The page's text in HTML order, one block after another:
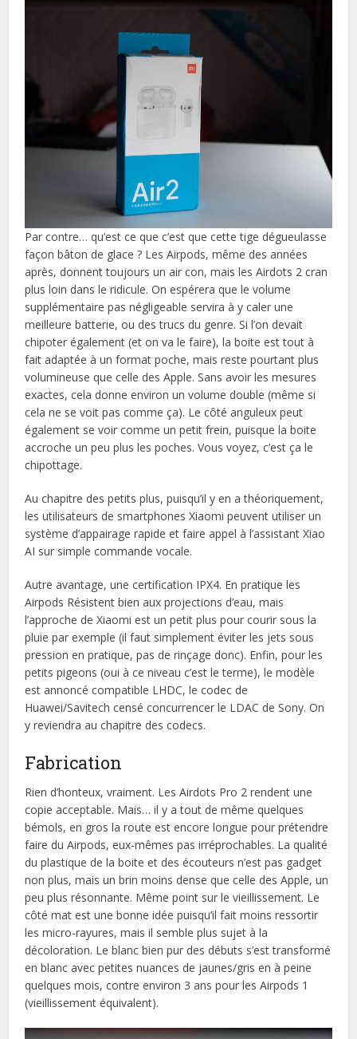
Par contre… qu’est ce que c’est que cette tige dégueulasse
façon bâton de glace ? Les Airpods, même des années
après, donnent toujours un air con, mais les Airdots 2 cran
plus loin dans le ridicule. On espérera que le volume
supplémentaire pas négligeable servira à y caler une
meilleure batterie, ou des trucs du genre. Si l’on devait
chipoter également (et on va le faire), la boite est tout à
fait adaptée à un format poche, mais reste pourtant plus
volumineuse que celle des Apple. Sans avoir les mesures
exactes, cela donne environ un volume double (même si
cela ne se voit pas comme ça). Le côté anguleux peut
également se voir comme un petit frein, puisque la boite
accroche un peu plus les poches. Vous voyez, c’est ça le
chipottage.
Au chapitre des petits plus, puisqu’il y en a théoriquement,
les utilisateurs de smartphones Xiaomi peuvent utiliser un
système d’appairage rapide et faire appel à l’assistant Xiao
AI sur simple commande vocale.
Autre avantage, une certification IPX4. En pratique les
Airpods Résistent bien aux projections d’eau, mais
l’approche de Xiaomi est un petit plus pour courir sous la
pluie par exemple (il faut simplement éviter les jets sous
pression en pratique, pas de rinçage donc). Enfin, pour les
petits pigeons (oui à ce niveau c’est le terme), le modèle
est annoncé compatible LHDC, le codec de
Huawei/Savitech censé concurrencer le LDAC de Sony. On
y reviendra au chapitre des codecs.
Fabrication
Rien d’honteux, vraiment. Les Airdots Pro 2 rendent une
copie acceptable. Mais… il y a tout de même quelques
bémols, en gros la route est encore longue pour prétendre
faire du Airpods, eux-mêmes pas irréprochables. La qualité
du plastique de la boite et des écouteurs n’est pas gadget
non plus, mais un brin moins dense que celle des Apple, un
peu plus résonnante. Même point sur le vieillissement. Le
côté mat est une bonne idée puisqu’il fait moins ressortir
les micro-rayures, mais il semble plus sujet à la
décoloration. Le blanc bien pur des débuts s’est transformé
en blanc avec petites nuances de jaunes/gris en à peine
quelques mois, contre environ 3 ans pour les Airpods 1
(vieillissement équivalent).